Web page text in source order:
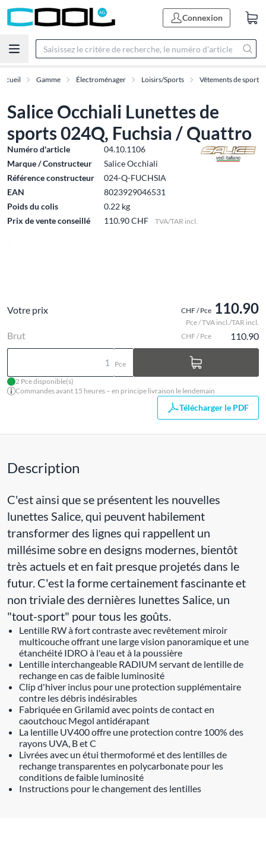
Connexion
Gamme Électroménager Loisirs/Sports Vêtements de sport
Salice Occhiali Lunettes de
sports 024Q, Fuchsia / Quattro
Numéro d'article
04.10.1106
Marque / Constructeur
Salice Occhiali
Référence constructeur
024-Q-FUCHSIA
EAN
8023929046531
Poids du colis
0.22 kg
Prix de vente conseillé
110.90 CHF TVA/TAR incl.
Votre prix CHF / Pce 110.90
Pce / TVA incl./TAR incl.
Brut CHF / Pce 110.90
Pce
2 Pce disponible(s)
Commandes avant 15 heures – en principe livraison le lendemain
Télécharger le PDF
Description
C'est ainsi que se présentent les nouvelles
lunettes Salice, qui peuvent habilement
transformer des lignes qui rappellent un
millésime sobre en designs modernes, bientôt
très actuels et en fait presque projetés dans le
futur. C'est la forme certainement fascinante et
non triviale des dernières lunettes Salice, un
"tout-sport" pour tous les goûts.
Lentille RW à fort contraste avec revêtement miroir
multicouche offrant une large vision panoramique et une
étanchéité IDRO à l'eau et à la poussière
Lentille interchangeable RADIUM servant de lentille de
rechange en cas de faible luminosité
Clip d'hiver inclus pour une protection supplémentaire
contre les débris indésirables
Fabriquée en Grilamid avec points de contact en
caoutchouc Megol antidérapant
La lentille UV400 offre une protection contre 100% des
rayons UVA, B et C
Livrées avec un étui thermoformé et des lentilles de
rechange transparentes en polycarbonate pour les
conditions de faible luminosité
Instructions pour le changement des lentilles